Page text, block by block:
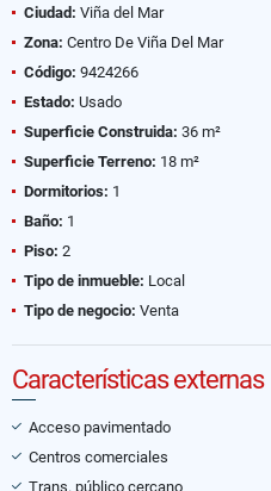
Ciudad: Viña del Mar
Zona: Centro De Viña Del Mar
Código: 9424266
Estado: Usado
Superficie Construida: 36 m²
Superficie Terreno: 18 m²
Dormitorios: 1
Baño: 1
Piso: 2
Tipo de inmueble: Local
Tipo de negocio: Venta
Características externas
Acceso pavimentado
Centros comerciales
Trans. público cercano